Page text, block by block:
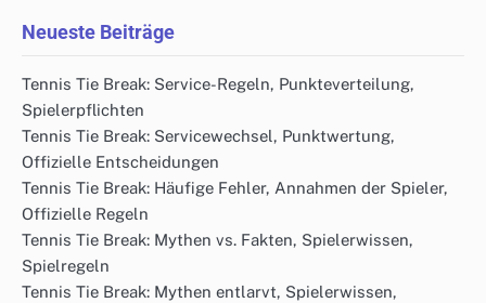
Neueste Beiträge
Tennis Tie Break: Service-Regeln, Punkteverteilung,
Spielerpflichten
Tennis Tie Break: Servicewechsel, Punktwertung,
Offizielle Entscheidungen
Tennis Tie Break: Häufige Fehler, Annahmen der Spieler,
Offizielle Regeln
Tennis Tie Break: Mythen vs. Fakten, Spielerwissen,
Spielregeln
Tennis Tie Break: Mythen entlarvt, Spielerwissen,